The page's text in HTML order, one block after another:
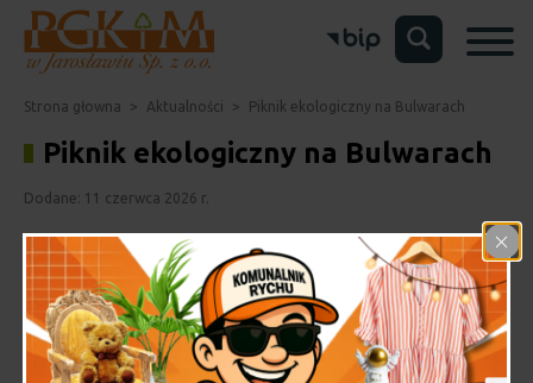
Strona głowna > Aktualności > Piknik ekologiczny na Bulwarach
Piknik ekologiczny na Bulwarach
Dodane: 11 czerwca 2026 r.